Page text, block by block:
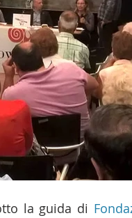
la guida di